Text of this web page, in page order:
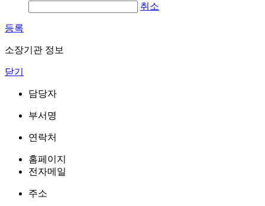
취소
등록
소장기관 정보
닫기
담당자
부서명
연락처
홈페이지
전자메일
주소